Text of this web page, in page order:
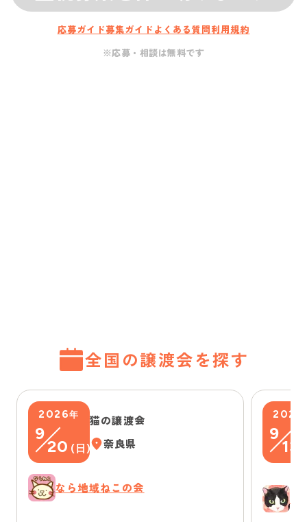
応募ガイド募集ガイド よくある質問利用規約
※応募・相談は無料です
全国の譲渡会を探す
2026年
9
20 ( 日)
猫の譲渡会
奈良県
なら地域ねこの会
2026
9
13
ゆ